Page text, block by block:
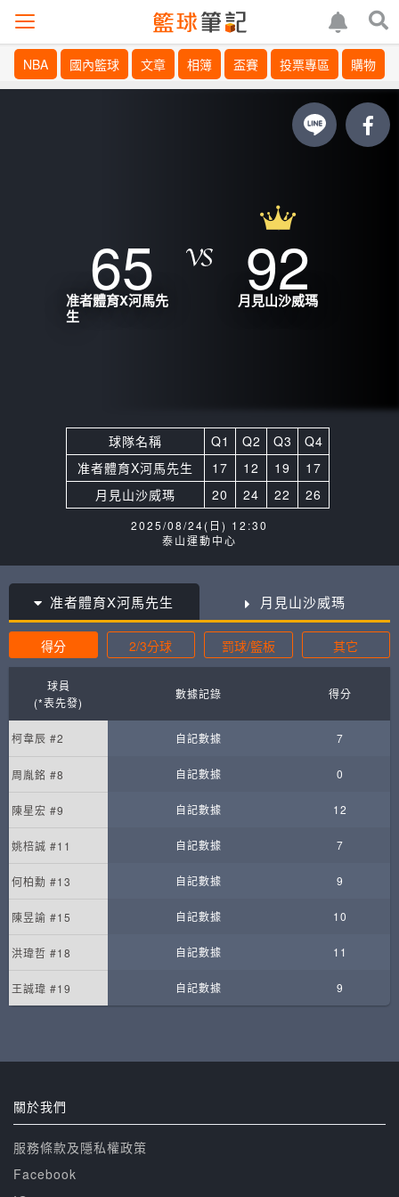
NBA 國內籃球 文章 相簿 盃賽 投票專區 購物
65
准者體育X河馬先
生
92
月見山沙威瑪
球隊名稱 Q1 Q2 Q3
Q4
准者體育X河馬先生
17 12 19
17
月見山沙威瑪
20 24 22 26
2025/08/24(日) 12:30
泰山運動中心
准者體育X河馬先生 月見山沙威瑪
得分 2/3分球 罰球/籃板 其它
球員
(*表先發)
數據記錄 得分
柯韋辰 #2 自記數據 7
周胤銘 #8 自記數據 0
陳星宏 #9 自記數據 12
姚棓誠 #11 自記數據 7
何柏勳 #13 自記數據 9
陳昱諭 #15 自記數據 10
洪瑋哲 #18 自記數據 11
王誠瑋 #19 自記數據 9
關於我們
服務條款及隱私權政策
Facebook